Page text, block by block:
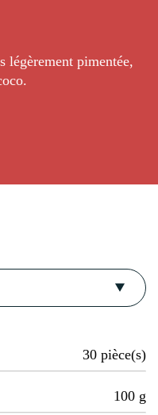
légèrement pimentée,
30 pièce(s)
100 g